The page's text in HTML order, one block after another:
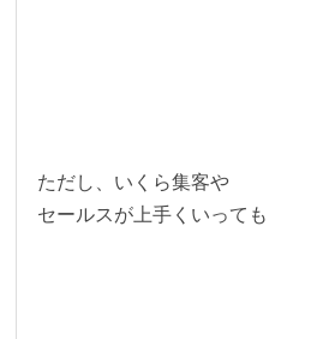
ただし、いくら集客や
セールスが上手くいっても